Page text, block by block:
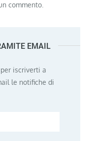
commento.
EMAIL
iscriverti a
le notifiche di